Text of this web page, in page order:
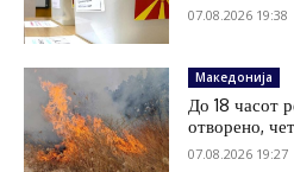
07.08.2026 19:38
Македонија
До 18 часот
отворено,
07.08.2026 19:27